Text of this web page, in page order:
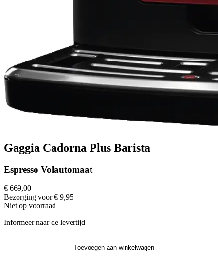
Gaggia Cadorna Plus Barista
Espresso Volautomaat
€ 669,00
Bezorging voor € 9,95
Niet op voorraad
Informeer naar de levertijd
Toevoegen aan winkelwagen